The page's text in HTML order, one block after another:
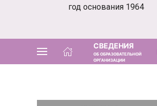
год основания 1964
СВЕДЕНИЯ
ОБ ОБРАЗОВАТЕЛЬНОЙ
ОРГАНИЗАЦИИ